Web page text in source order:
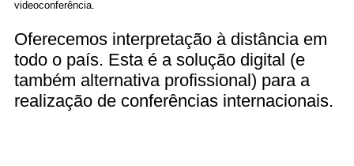
Oferecemos interpretação à distância em
todo o país. Esta é a solução digital (e
também alternativa profissional) para a
realização de conferências internacionais.